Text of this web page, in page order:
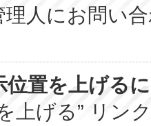
理人にお問い
位置を上げる
上げる” リン